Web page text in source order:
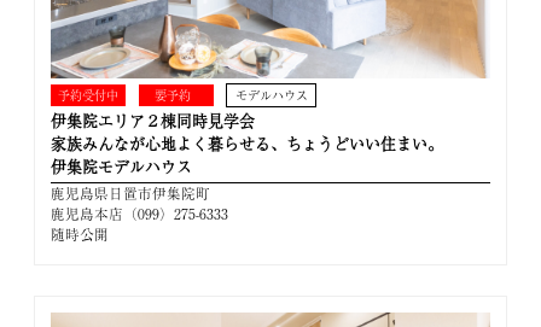
予約受付中 要予約 モデルハウス
伊集院エリア２棟同時見学会
家族みんなが心地よく暮らせる、ちょうどいい住まい。
伊集院モデルハウス
鹿児島県日置市伊集院町
鹿児島本店（099）275-6333
随時公開